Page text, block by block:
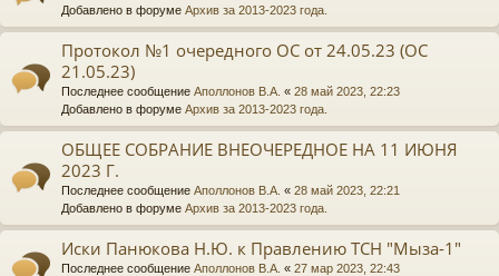
Добавлено в форуме Архив за 2013-2023 года.
Протокол №1 очередного ОС от 24.05.23 (ОС
21.05.23)
Последнее сообщение Аполлонов В.А. « 28 май 2023, 22:23
Добавлено в форуме Архив за 2013-2023 года.
ОБЩЕЕ СОБРАНИЕ ВНЕОЧЕРЕДНОЕ НА 11 ИЮНЯ
2023 Г.
Последнее сообщение Аполлонов В.А. « 28 май 2023, 22:21
Добавлено в форуме Архив за 2013-2023 года.
Иски Панюкова Н.Ю. к Правлению ТСН "Мыза-1"
Последнее сообщение Аполлонов В.А. « 27 мар 2023, 22:43